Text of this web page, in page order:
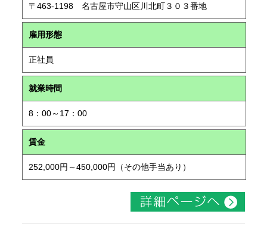
〒463-1198 名古屋市守山区川北町３０３番地
雇用形態
正社員
就業時間
8：00～17：00
賃金
252,000円～450,000円（その他手当あり）